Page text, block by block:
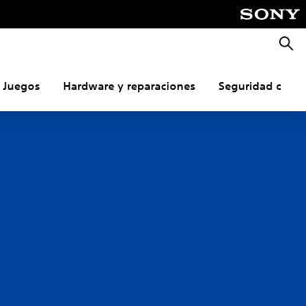
Juegos Hardware y reparaciones Seguridad